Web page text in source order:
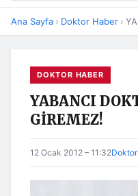
Ana Sayfa › Doktor Haber ›
DOKTOR HABER
YABANCI
GİREMEZ!
12 Ocak 2012 – 11:32